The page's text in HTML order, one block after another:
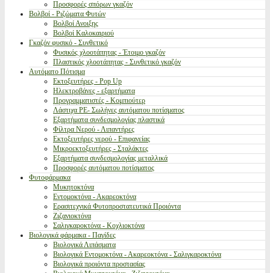
Προσφορές σπόρων γκαζόν
Βολβοί - Ριζώματα Φυτών
Βολβοί Ανοιξης
Βολβοί Καλοκαιριού
Γκαζόν φυσικό - Συνθετικό
Φυσικός χλοοτάπητας - Έτοιμο γκαζόν
Πλαστικός χλοοτάπητας - Συνθετικό γκαζόν
Αυτόματο Πότισμα
Εκτοξευτήρες - Pop Up
Ηλεκτροβάνες - εξαρτήματα
Προγραμματιστές - Κομπιούτερ
Λάστιχα PE- Σωλήνες αυτόματου ποτίσματος
Εξαρτήματα συνδεσμολογίας πλαστικά
Φίλτρα Νερού - Λιπαντήρες
Εκτοξευτήρες νερού - Επιφανείας
Μικροεκτοξευτήρες - Σταλάκτες
Εξαρτήματα συνδεσμολογίας μεταλλικά
Προσφορές αυτόματου ποτίσματος
Φυτοφάρμακα
Μυκητοκτόνα
Εντομοκτόνα - Ακαρεοκτόνα
Ερασιτεχνικά Φυτοπροστατευτικά Προιόντα
Ζιζανιοκτόνα
Σαλιγκαροκτόνα - Κοχλιοκτόνα
Βιολογικά φάρμακα - Παγίδες
Βιολογικά Λιπάσματα
Βιολογικά Εντομοκτόνα - Ακαρεοκτόνα - Σαλιγκαροκτόνα
Βιολογικά προιόντα προστασίας